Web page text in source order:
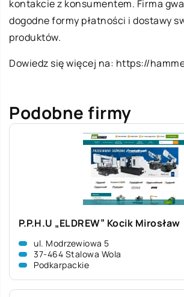
kontakcie z konsumentem. Firma
dogodne formy płatności i dostawy
produktów.
Dowiedz się więcej na: https://
Podobne firmy
P.P.H.U „ELDREW” Kocik Mirosław
ul. Modrzewiowa 5
37-464 Stalowa Wola
Podkarpackie